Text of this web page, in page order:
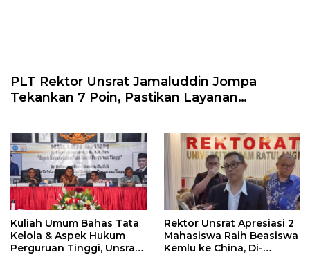
PLT Rektor Unsrat Jamaluddin Jompa
Tekankan 7 Poin, Pastikan Layanan
Kuliah Umum Bahas Tata
Kelola & Aspek Hukum
Perguruan Tinggi, Unsrat
Rektor Unsrat Apresiasi 2
Mahasiswa Raih Beasiswa
Kemlu ke China, Di-